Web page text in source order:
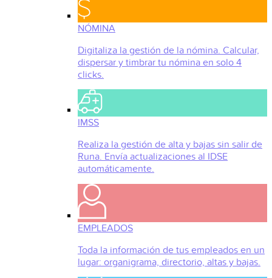
NÓMINA
Digitaliza la gestión de la nómina. Calcular,
dispersar y timbrar tu nómina en solo 4
clicks.
IMSS
Realiza la gestión de alta y bajas sin salir de
Runa. Envía actualizaciones al IDSE
automáticamente.
EMPLEADOS
Toda la información de tus empleados en un
lugar: organigrama, directorio, altas y bajas.